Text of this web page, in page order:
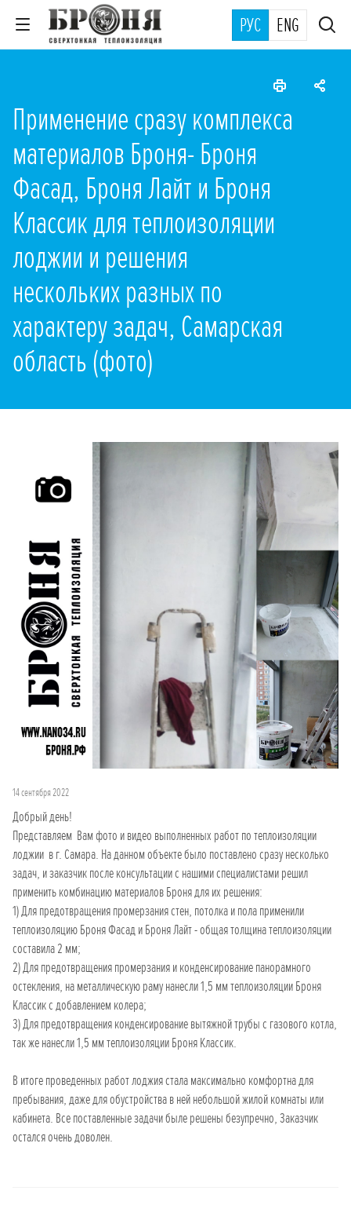
РУС ENG
Применение сразу комплекса
материалов Броня- Броня
Фасад, Броня Лайт и Броня
Классик для теплоизоляции
лоджии и решения
нескольких разных по
характеру задач, Самарская
область (фото)
14 сентября 2022
Добрый день!
Представляем Вам фото и видео выполненных работ по теплоизоляции
лоджии в г. Самара. На данном объекте было поставлено сразу несколько
задач, и заказчик после консультации с нашими специалистами решил
применить комбинацию материалов Броня для их решения:
1) Для предотвращения промерзания стен, потолка и пола применили
теплоизоляцию Броня Фасад и Броня Лайт - общая толщина теплоизоляции
составила 2 мм;
2) Для предотвращения промерзания и конденсирование панорамного
остекления, на металлическую раму нанесли 1,5 мм теплоизоляции Броня
Классик с добавлением колера;
3) Для предотвращения конденсирование вытяжной трубы с газового котла,
так же нанесли 1,5 мм теплоизоляции Броня Классик.
В итоге проведенных работ лоджия стала максимально комфортна для
пребывания, даже для обустройства в ней небольшой жилой комнаты или
кабинета. Все поставленные задачи быле решены безупречно, Заказчик
остался очень доволен.